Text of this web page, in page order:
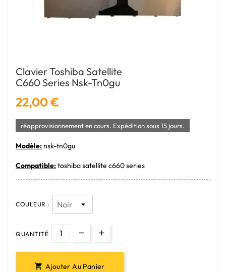
Clavier Toshiba Satellite
C660 Series Nsk-Tn0gu
22,00 €
réapprovisionnement en cours. Expédition sous 15 jours.
Modèle: nsk-tn0gu
Compatible:toshiba satellite c660 series
COULEUR :
QUANTITÉ
 Ajouter Au Panier